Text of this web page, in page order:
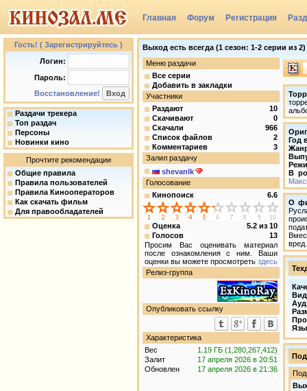
Главная Форум Регистрация
Группы
Гость! ( Зарегистрируйтесь )
Логин:
Пароль:
Восстановление!
Раздачи трекера
Топ раздач
Персоны
Новинки кино
Прочтите рекомендации
Общие правила
Правила пользователей
Правила Кинооператоров
Как скачать фильм
Для правообладателей
Выход есть всегда (1 сезон: 1-2 серии из
Меню раздачи
Все серии
Добавить в закладки
Участники
Раздают
10
Скачивают
0
Скачали
966
Список файлов
2
Комментариев
3
Залил раздачу
shevanlk
Голосование
Кинопоиск
6.6
Оценка 5.2 из 10
Голосов
13
Просим Вас оценивать материал
после ознакомления с ним. Ваши
оценки вы можете просмотреть здесь
Релиз-группа
Опубликовать ссылку
Характеристика
Вес
1.19 ГБ (1,280,267,412)
Залит
17 апреля 2026 в 20:51
Обновлен
17 апреля 2026 в 21:36
Год
В
О